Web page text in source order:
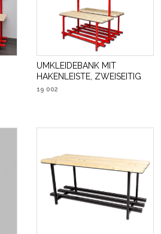
UMKLEIDEBANK MIT
HAKENLEISTE, ZWEISEITIG
19 002